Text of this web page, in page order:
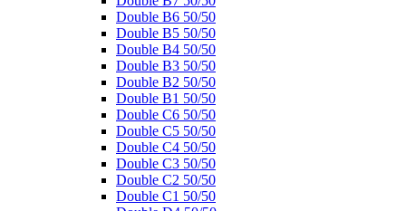
Double B6 50/50
Double B5 50/50
Double B4 50/50
Double B3 50/50
Double B2 50/50
Double B1 50/50
Double C6 50/50
Double C5 50/50
Double C4 50/50
Double C3 50/50
Double C2 50/50
Double C1 50/50